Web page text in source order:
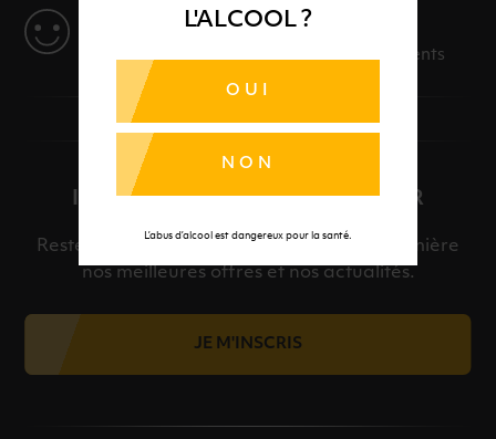
L'ALCOOL ?
OUI
NON
L’abus d’alcool est dangereux pour la santé.
Des solutions adaptées à vos événements
INSCRIPTION À LA NEWSLETTER
Restez informé et découvrez en avant-première
nos meilleures offres et nos actualités.
JE M'INSCRIS